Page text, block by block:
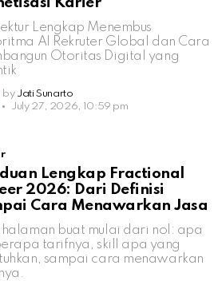
Lengkap Menembus
AI Rekruter Global dan Cara
Otoritas Digital yang
by Jati Sunarto
July 27, 2026, 10:59 pm
Lengkap Fractional
2026: Dari Definisi
Cara Menawarkan Jasa
halaman buat mulai dari nol: apa
tarifnya, skill apa yang
sampai cara menawarkan